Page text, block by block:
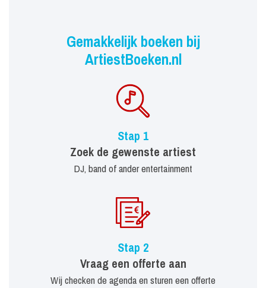
Gemakkelijk boeken bij
ArtiestBoeken.nl
Stap 1
Zoek de gewenste artiest
DJ, band of ander entertainment
Stap 2
Vraag een offerte aan
Wij checken de agenda en sturen een offerte